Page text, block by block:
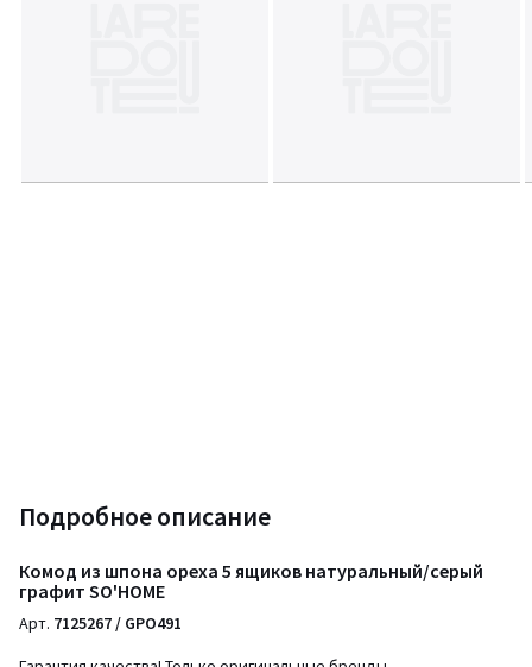
Подробное описание
Комод из шпона ореха 5 ящиков натуральный/серый
графит SO'HOME
Арт. 7125267 / GPO491